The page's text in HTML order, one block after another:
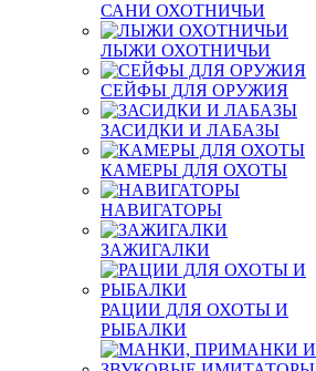
САНИ ОХОТНИЧЬИ
ЛЫЖИ ОХОТНИЧЬИ
СЕЙФЫ ДЛЯ ОРУЖИЯ
ЗАСИДКИ И ЛАБАЗЫ
КАМЕРЫ ДЛЯ ОХОТЫ
НАВИГАТОРЫ
ЗАЖИГАЛКИ
РАЦИИ ДЛЯ ОХОТЫ И
РЫБАЛКИ